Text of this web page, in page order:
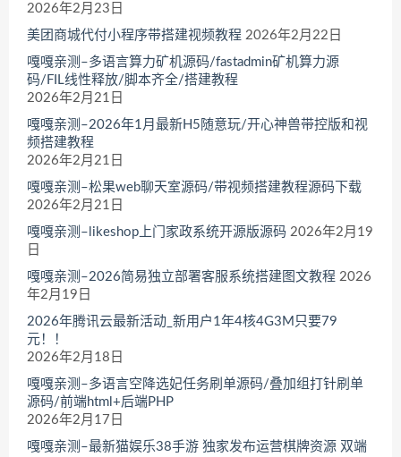
2026年2月23日
美团商城代付小程序带搭建视频教程 2026年2月22日
嘎嘎亲测–多语言算力矿机源码/fastadmin矿机算力源
码/FIL线性释放/脚本齐全/搭建教程
2026年2月21日
嘎嘎亲测–2026年1月最新H5随意玩/开心神兽带控版和视
频搭建教程
2026年2月21日
嘎嘎亲测–松果web聊天室源码/带视频搭建教程源码下载
2026年2月21日
嘎嘎亲测–likeshop上门家政系统开源版源码 2026年2月19
日
嘎嘎亲测–2026简易独立部署客服系统搭建图文教程 2026
年2月19日
2026年腾讯云最新活动_新用户1年4核4G3M只要79
元！！
2026年2月18日
嘎嘎亲测–多语言空降选妃任务刷单源码/叠加组打针刷单
源码/前端html+后端PHP
2026年2月17日
嘎嘎亲测–最新猫娱乐38手游 独家发布运营棋牌资源 双端